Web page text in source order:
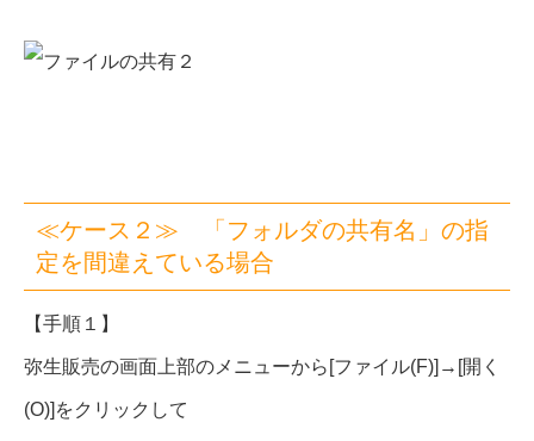
≪ケース２≫ 「フォルダの共有名」の指
定を間違えている場合
【手順１】
弥生販売の画面上部のメニューから[ファイル(F)]→[開く
(O)]をクリックして